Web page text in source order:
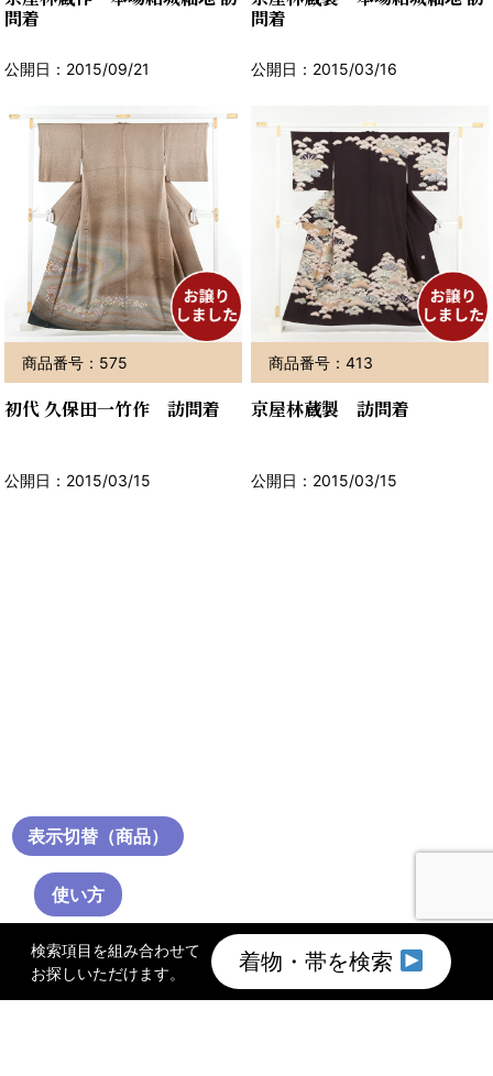
問着
公開日：2015/09/21
問着
公開日：2015/03/16
商品番号：575
初代 久保田一竹作 訪問着
公開日：2015/03/15
商品番号：413
京屋林蔵製 訪問着
公開日：2015/03/15
検索項目を組み合わせて
お探しいただけます。
着物・帯を検索
使い方
表示切替（商品）